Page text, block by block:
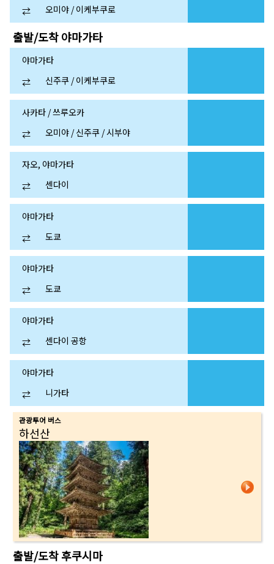
⇄
오미야 / 이케부쿠로
출발/도착야마가타
야마가타
⇄
신주쿠 / 이케부쿠로
사카타 / 쓰루오카
⇄
오미야 / 신주쿠 / 시부야
자오, 야마가타
⇄
센다이
야마가타
⇄
도쿄
야마가타
⇄
도쿄
야마가타
⇄
센다이 공항
야마가타
⇄
니가타
관광투어 버스
하선산
출발/도착후쿠시마